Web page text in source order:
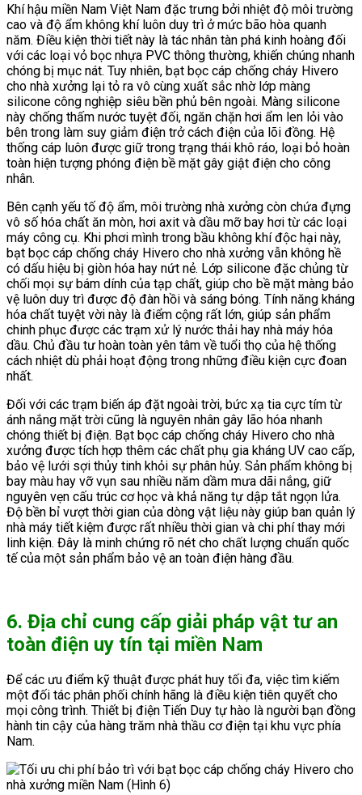
Khí hậu miền Nam Việt Nam đặc trưng bởi nhiệt độ môi trường
cao và độ ẩm không khí luôn duy trì ở mức bão hòa quanh
năm. Điều kiện thời tiết này là tác nhân tàn phá kinh hoàng đối
với các loại vỏ bọc nhựa PVC thông thường, khiến chúng nhanh
chóng bị mục nát. Tuy nhiên, bạt bọc cáp chống cháy Hivero
cho nhà xưởng lại tỏ ra vô cùng xuất sắc nhờ lớp màng
silicone công nghiệp siêu bền phủ bên ngoài. Màng silicone
này chống thấm nước tuyệt đối, ngăn chặn hơi ẩm len lỏi vào
bên trong làm suy giảm điện trở cách điện của lõi đồng. Hệ
thống cáp luôn được giữ trong trạng thái khô ráo, loại bỏ hoàn
toàn hiện tượng phóng điện bề mặt gây giật điện cho công
nhân.
Bên cạnh yếu tố độ ẩm, môi trường nhà xưởng còn chứa đựng
vô số hóa chất ăn mòn, hơi axit và dầu mỡ bay hơi từ các loại
máy công cụ. Khi phơi mình trong bầu không khí độc hại này,
bạt bọc cáp chống cháy Hivero cho nhà xưởng vẫn không hề
có dấu hiệu bị giòn hóa hay nứt nẻ. Lớp silicone đặc chủng từ
chối mọi sự bám dính của tạp chất, giúp cho bề mặt màng bảo
vệ luôn duy trì được độ đàn hồi và sáng bóng. Tính năng kháng
hóa chất tuyệt vời này là điểm cộng rất lớn, giúp sản phẩm
chinh phục được các trạm xử lý nước thải hay nhà máy hóa
dầu. Chủ đầu tư hoàn toàn yên tâm về tuổi thọ của hệ thống
cách nhiệt dù phải hoạt động trong những điều kiện cực đoan
nhất.
Đối với các trạm biến áp đặt ngoài trời, bức xạ tia cực tím từ
ánh nắng mặt trời cũng là nguyên nhân gây lão hóa nhanh
chóng thiết bị điện. Bạt bọc cáp chống cháy Hivero cho nhà
xưởng được tích hợp thêm các chất phụ gia kháng UV cao cấp,
bảo vệ lưới sợi thủy tinh khỏi sự phân hủy. Sản phẩm không bị
bay màu hay vỡ vụn sau nhiều năm dầm mưa dãi nắng, giữ
nguyên vẹn cấu trúc cơ học và khả năng tự dập tắt ngọn lửa.
Độ bền bỉ vượt thời gian của dòng vật liệu này giúp ban quản lý
nhà máy tiết kiệm được rất nhiều thời gian và chi phí thay mới
linh kiện. Đây là minh chứng rõ nét cho chất lượng chuẩn quốc
tế của một sản phẩm bảo vệ an toàn điện hàng đầu.
6. Địa chỉ cung cấp giải pháp vật tư an
toàn điện uy tín tại miền Nam
Để các ưu điểm kỹ thuật được phát huy tối đa, việc tìm kiếm
một đối tác phân phối chính hãng là điều kiện tiên quyết cho
mọi công trình. Thiết bị điện Tiến Duy tự hào là người bạn đồng
hành tin cậy của hàng trăm nhà thầu cơ điện tại khu vực phía
Nam.